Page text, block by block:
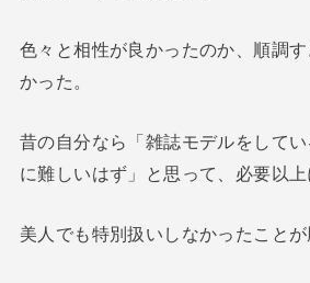
色々と相性が良かったのか、順調
かった。
昔の自分なら「雑誌モデルをして
に難しいはず」と思って、必要以上
美人でも特別扱いしなかったことが